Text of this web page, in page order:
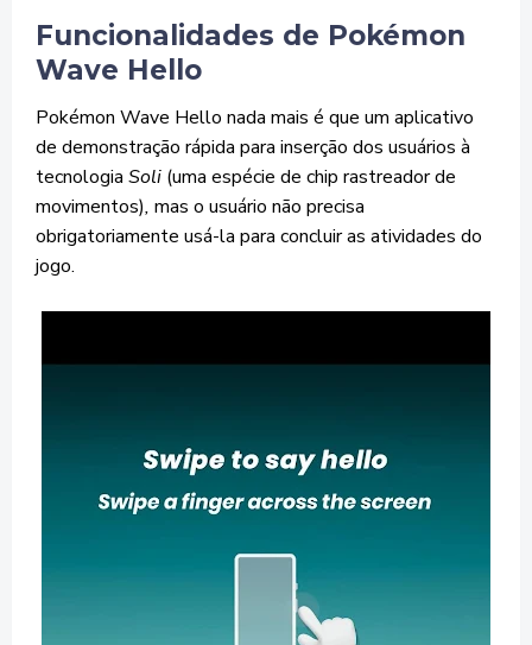
Funcionalidades de Pokémon
Wave Hello
Pokémon Wave Hello nada mais é que um aplicativo
de demonstração rápida para inserção dos usuários à
tecnologia Soli (uma espécie de chip rastreador de
movimentos), mas o usuário não precisa
obrigatoriamente usá-la para concluir as atividades do
jogo.